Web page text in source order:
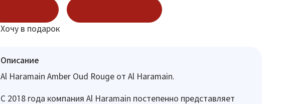
Хочу в подарок
Описание
Al Haramain Amber Oud Rouge от Al Haramain.
С 2018 года компания Al Haramain постепенно представляет